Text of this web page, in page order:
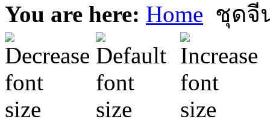
You are here: Home ชุดจี